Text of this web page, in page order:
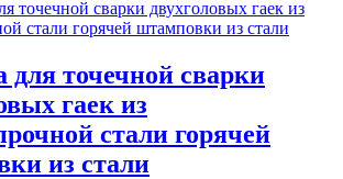
точечной сварки
гаек из
стали горячей
из стали